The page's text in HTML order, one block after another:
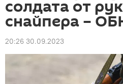
солдата от
снайпера –
20:26 30.09.2023